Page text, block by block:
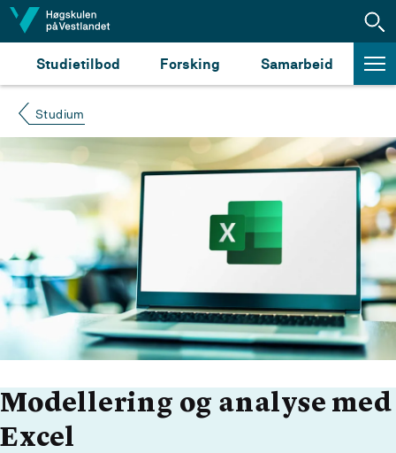
Hopp til innhald
Studietilbod Forsking Samarbeid
Studium
Modellering og analyse med
Excel